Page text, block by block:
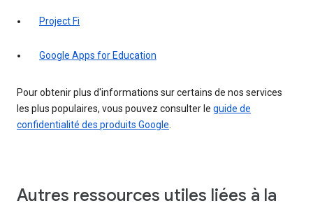
Project Fi
Google Apps for Education
Pour obtenir plus d'informations sur certains de nos services
les plus populaires, vous pouvez consulter le guide de
confidentialité des produits Google.
Autres ressources utiles liées à la